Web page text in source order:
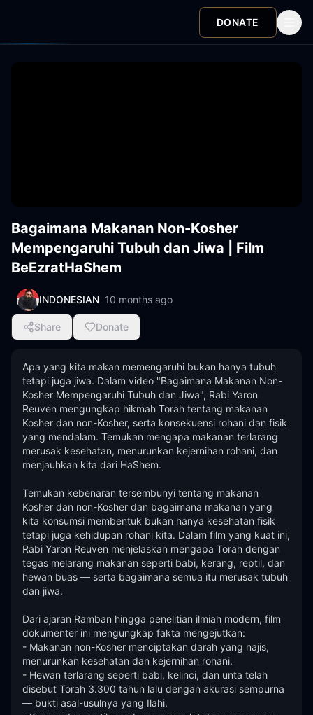
DONATE
Bagaimana Makanan Non-Kosher
Mempengaruhi Tubuh dan Jiwa | Film
BeEzratHaShem
INDONESIAN 10 months ago
Share Donate
Apa yang kita makan memengaruhi bukan hanya tubuh
tetapi juga jiwa. Dalam video "Bagaimana Makanan Non-
Kosher Mempengaruhi Tubuh dan Jiwa", Rabi Yaron
Reuven mengungkap hikmah Torah tentang makanan
Kosher dan non-Kosher, serta konsekuensi rohani dan fisik
yang mendalam. Temukan mengapa makanan terlarang
merusak kesehatan, menurunkan kejernihan rohani, dan
menjauhkan kita dari HaShem.
Temukan kebenaran tersembunyi tentang makanan
Kosher dan non-Kosher dan bagaimana makanan yang
kita konsumsi membentuk bukan hanya kesehatan fisik
tetapi juga kehidupan rohani kita. Dalam film yang kuat ini,
Rabi Yaron Reuven menjelaskan mengapa Torah dengan
tegas melarang makanan seperti babi, kerang, reptil, dan
hewan buas — serta bagaimana semua itu merusak tubuh
dan jiwa.
Dari ajaran Ramban hingga penelitian ilmiah modern, film
dokumenter ini mengungkap fakta mengejutkan:
- Makanan non-Kosher menciptakan darah yang najis,
menurunkan kesehatan dan kejernihan rohani.
- Hewan terlarang seperti babi, kelinci, dan unta telah
disebut Torah 3.300 tahun lalu dengan akurasi sempurna
— bukti asal-usulnya yang Ilahi.